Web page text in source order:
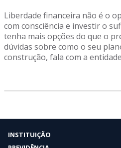
Liberdade financeira não é o
com consciência e investir o
tenha mais opções do que o
dúvidas sobre como o seu
construção, fala com a
INSTITUIÇÃO